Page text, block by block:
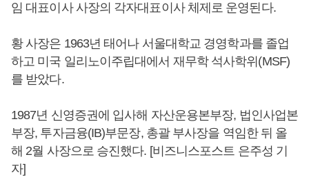
임 대표이사 사장의 각자대표이사 체제로 운영된다.
황 사장은 1963년 태어나 서울대학교 경영학과를 졸업
하고 미국 일리노이주립대에서 재무학 석사학위(MSF)
를 받았다.
1987년 신영증권에 입사해 자산운용본부장, 법인사업본
부장, 투자금융(IB)부문장, 총괄 부사장을 역임한 뒤 올
해 2월 사장으로 승진했다. [비즈니스포스트 은주성 기
자]